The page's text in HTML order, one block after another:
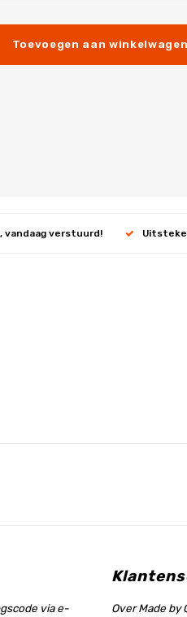
Toevoegen aan winkelwagen
vandaag verstuurd!
via e- Over Made by